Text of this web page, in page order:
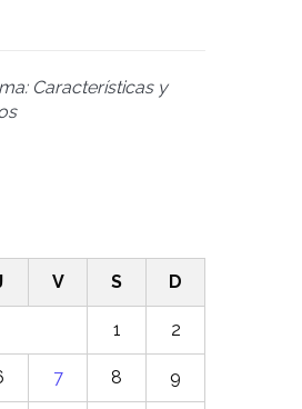
Características y
V S D
1 2
7 8 9